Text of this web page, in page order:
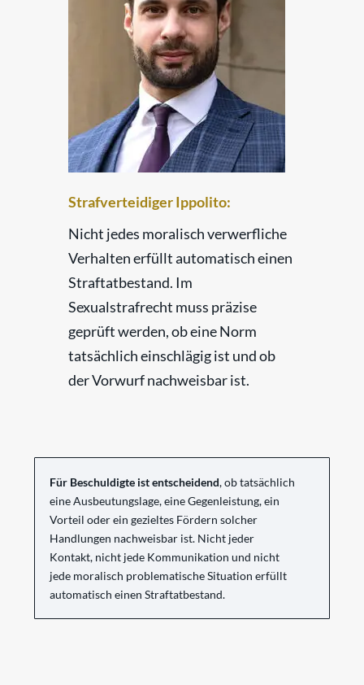
Strafverteidiger Ippolito:
Nicht jedes moralisch verwerfliche
Verhalten erfüllt automatisch einen
Straftatbestand. Im
Sexualstrafrecht muss präzise
geprüft werden, ob eine Norm
tatsächlich einschlägig ist und ob
der Vorwurf nachweisbar ist.
Für Beschuldigte ist entscheidend, ob tatsächlich
eine Ausbeutungslage, eine Gegenleistung, ein
Vorteil oder ein gezieltes Fördern solcher
Handlungen nachweisbar ist. Nicht jeder
Kontakt, nicht jede Kommunikation und nicht
jede moralisch problematische Situation erfüllt
automatisch einen Straftatbestand.